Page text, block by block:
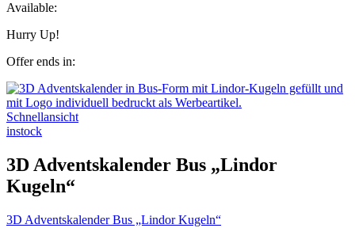
Available:
Hurry Up!
Offer ends in:
Schnellansicht
instock
3D Adventskalender Bus „Lindor
Kugeln“
3D Adventskalender Bus „Lindor Kugeln“